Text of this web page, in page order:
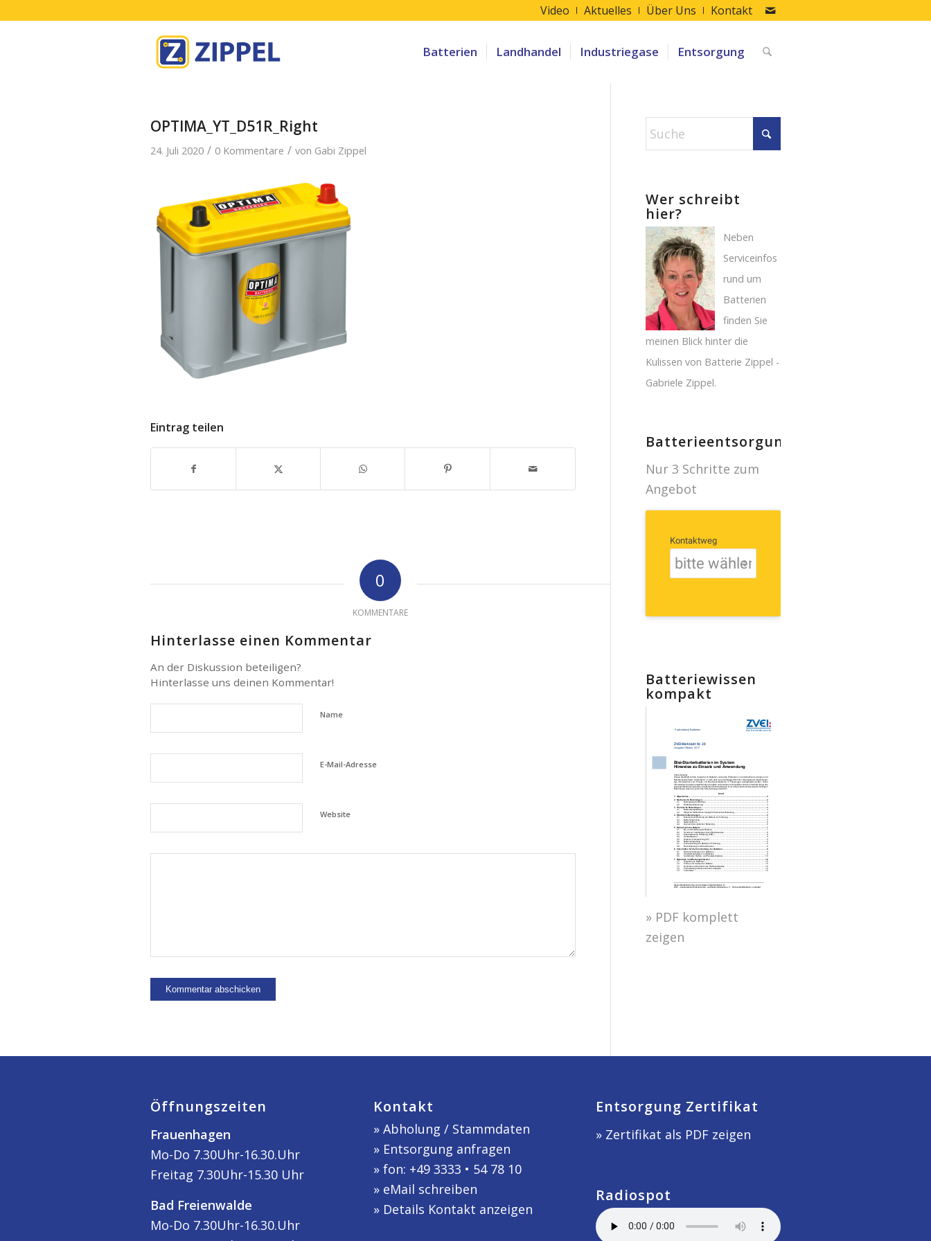
Video Aktuelles Über Uns Kontakt
Batterien Landhandel Industriegase Entsorgung
OPTIMA_YT_D51R_Right
24. Juli 2020 / 0 Kommentare / von Gabi Zippel
Eintrag teilen
0
KOMMENTARE
Hinterlasse einen Kommentar
An der Diskussion beteiligen?
Hinterlasse uns deinen Kommentar!
Name
E-Mail-Adresse
Website
Wer schreibt
hier?
Neben
Serviceinfos
rund um
Batterien
finden Sie
meinen Blick hinter die
Kulissen von Batterie Zippel -
Gabriele Zippel.
Batterieentsorgung
Nur 3 Schritte zum
Angebot
Kontaktweg
Batteriewissen
kompakt
» PDF komplett
zeigen
Öffnungszeiten
Frauenhagen
Mo-Do 7.30Uhr-16.30.Uhr
Freitag 7.30Uhr-15.30 Uhr
Bad Freienwalde
Mo-Do 7.30Uhr-16.30.Uhr
Kontakt
» Abholung / Stammdaten
» Entsorgung anfragen
» fon: +49 3333 • 54 78 10
» eMail schreiben
» Details Kontakt anzeigen
Entsorgung Zertifikat
» Zertifikat als PDF zeigen
Radiospot